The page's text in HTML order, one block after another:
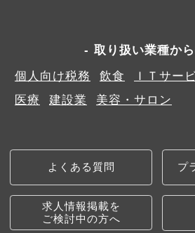
取り扱い業種か
個人向け税務
飲食 ＩＴサー
医療
建設業 美容・サロン
よくある質問 プ
求人情報掲載を
ご検討中の方へ